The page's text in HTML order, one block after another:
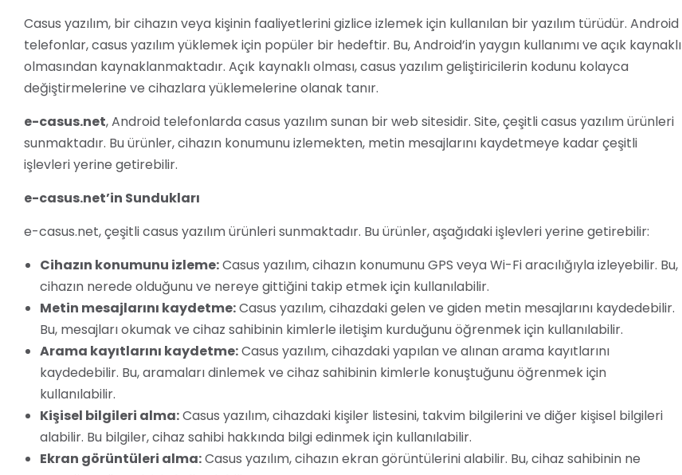
Casus yazılım, bir cihazın veya kişinin faaliyetlerini gizlice izlemek için kullanılan bir yazılım türüdür. Android
telefonlar, casus yazılım yüklemek için popüler bir hedeftir. Bu, Android’in yaygın kullanımı ve açık kaynaklı
olmasından kaynaklanmaktadır. Açık kaynaklı olması, casus yazılım geliştiricilerin kodunu kolayca
değiştirmelerine ve cihazlara yüklemelerine olanak tanır.
e-casus.net, Android telefonlarda casus yazılım sunan bir web sitesidir. Site, çeşitli casus yazılım ürünleri
sunmaktadır. Bu ürünler, cihazın konumunu izlemekten, metin mesajlarını kaydetmeye kadar çeşitli
işlevleri yerine getirebilir.
e-casus.net’in Sundukları
e-casus.net, çeşitli casus yazılım ürünleri sunmaktadır. Bu ürünler, aşağıdaki işlevleri yerine getirebilir:
Cihazın konumunu izleme:Casus yazılım, cihazın konumunu GPS veya Wi-Fi aracılığıyla izleyebilir. Bu,
cihazın nerede olduğunu ve nereye gittiğini takip etmek için kullanılabilir.
Metin mesajlarını kaydetme:Casus yazılım, cihazdaki gelen ve giden metin mesajlarını kaydedebilir.
Bu, mesajları okumak ve cihaz sahibinin kimlerle iletişim kurduğunu öğrenmek için kullanılabilir.
Arama kayıtlarını kaydetme:Casus yazılım, cihazdaki yapılan ve alınan arama kayıtlarını
kaydedebilir. Bu, aramaları dinlemek ve cihaz sahibinin kimlerle konuştuğunu öğrenmek için
kullanılabilir.
Kişisel bilgileri alma:Casus yazılım, cihazdaki kişiler listesini, takvim bilgilerini ve diğer kişisel bilgileri
alabilir. Bu bilgiler, cihaz sahibi hakkında bilgi edinmek için kullanılabilir.
Ekran görüntüleri alma:Casus yazılım, cihazın ekran görüntülerini alabilir. Bu, cihaz sahibinin ne